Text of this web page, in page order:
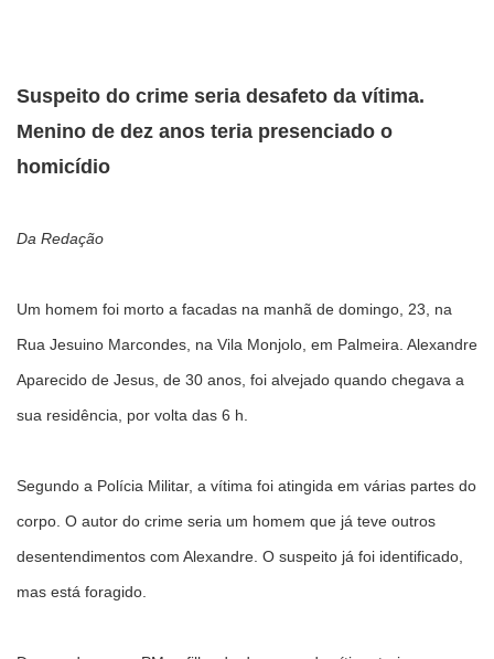
Suspeito do crime seria desafeto da vítima.
Menino de dez anos teria presenciado o
homicídio
Da Redação
Um homem foi morto a facadas na manhã de domingo, 23, na
Rua Jesuino Marcondes, na Vila Monjolo, em Palmeira. Alexandre
Aparecido de Jesus, de 30 anos, foi alvejado quando chegava a
sua residência, por volta das 6 h.
Segundo a Polícia Militar, a vítima foi atingida em várias partes do
corpo. O autor do crime seria um homem que já teve outros
desentendimentos com Alexandre. O suspeito já foi identificado,
mas está foragido.